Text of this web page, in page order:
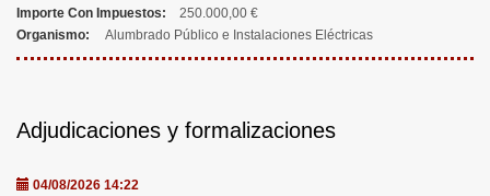
Importe Con Impuestos:
250.000,00 €
Organismo:
Alumbrado Público e Instalaciones Eléctricas
Adjudicaciones y formalizaciones
04/08/2026 14:22